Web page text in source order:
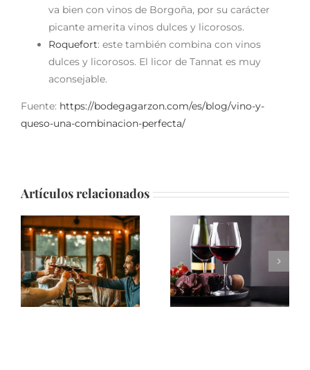
va bien con vinos de Borgoña, por su carácter
picante amerita vinos dulces y licorosos.
Roquefort: este también combina con vinos
dulces y licorosos. El licor de Tannat es muy
aconsejable.
Fuente: https://bodegagarzon.com/es/blog/vino-y-
queso-una-combinacion-perfecta/
Artículos relacionados
Entre copas y
carcajadas: el vino
como nunca lo habías
leído
Vino Tinto: Secretos,
Mitos y el Arte de
Disfrutarlo